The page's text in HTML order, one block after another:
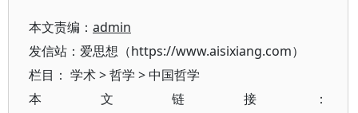
本文责编： admin
发信站：爱思想（https://www.aisixiang.com）
栏目： 学术>哲学 >中国哲学
本文链接：